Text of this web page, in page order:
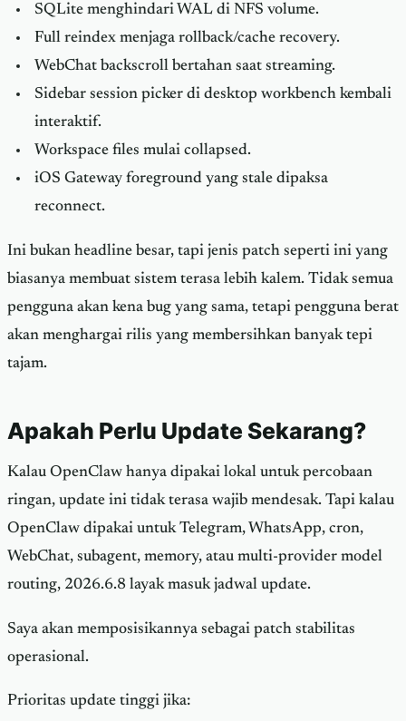
SQLite menghindari WAL di NFS volume.
Full reindex menjaga rollback/cache recovery.
WebChat backscroll bertahan saat streaming.
Sidebar session picker di desktop workbench kembali
interaktif.
Workspace files mulai collapsed.
iOS Gateway foreground yang stale dipaksa
reconnect.
Ini bukan headline besar, tapi jenis patch seperti ini yang
biasanya membuat sistem terasa lebih kalem. Tidak semua
pengguna akan kena bug yang sama, tetapi pengguna berat
akan menghargai rilis yang membersihkan banyak tepi
tajam.
Apakah Perlu Update Sekarang?
Kalau OpenClaw hanya dipakai lokal untuk percobaan
ringan, update ini tidak terasa wajib mendesak. Tapi kalau
OpenClaw dipakai untuk Telegram, WhatsApp, cron,
WebChat, subagent, memory, atau multi-provider model
routing, 2026.6.8 layak masuk jadwal update.
Saya akan memposisikannya sebagai patch stabilitas
operasional.
Prioritas update tinggi jika: